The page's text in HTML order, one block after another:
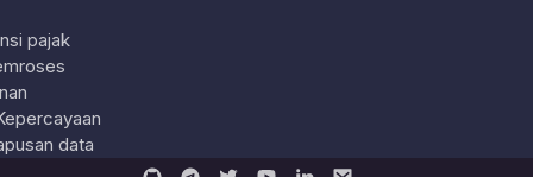
pajak
data